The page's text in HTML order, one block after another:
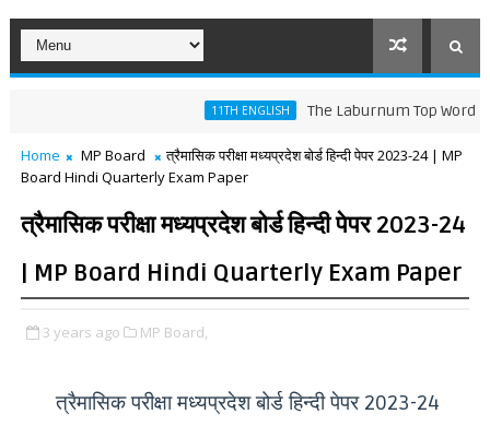
11TH ENGLISH The Laburnum Top Words
Home MP Board
त्रैमासिक परीक्षा मध्यप्रदेश बोर्ड हिन्दी पेपर 2023-24 | MP
Board Hindi Quarterly Exam Paper
त्रैमासिक परीक्षा मध्यप्रदेश बोर्ड हिन्दी पेपर 2023-24
| MP Board Hindi Quarterly Exam Paper
3 years ago MP Board,
त्रैमासिक परीक्षा मध्यप्रदेश बोर्ड हिन्दी पेपर 2023-24